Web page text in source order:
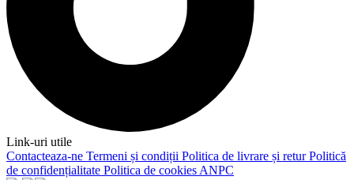
Link-uri utile
Contacteaza-ne Termeni și condiții Politica de livrare și returPolitică
de confidențialitate Politica de cookies ANPC